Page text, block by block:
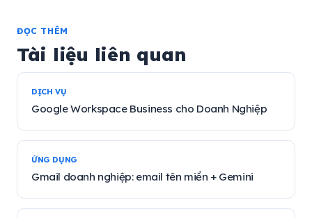
ĐỌC THÊM
Tài liệu liên quan
DỊCH VỤ
Google Workspace Business cho Doanh Nghiệp
ỨNG DỤNG
Gmail doanh nghiệp: email tên miền + Gemini